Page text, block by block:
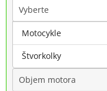
Vyberte
Značka
Objem motora
Motocykle
Štvorkolky